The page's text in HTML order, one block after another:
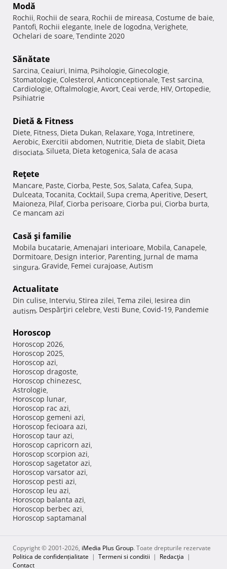
Modă
Rochii, Rochii de seara, Rochii de mireasa, Costume de baie,
Pantofi, Rochii elegante, Inele de logodna, Verighete,
Ochelari de soare, Tendinte 2020
Sănătate
Sarcina, Ceaiuri, Inima, Psihologie, Ginecologie,
Stomatologie, Colesterol, Anticonceptionale, Test sarcina,
Cardiologie, Oftalmologie, Avort, Ceai verde, HIV, Ortopedie,
Psihiatrie
Dietă & Fitness
Diete, Fitness, Dieta Dukan, Relaxare, Yoga, Intretinere,
Aerobic, Exercitii abdomen, Nutritie, Dieta de slabit, Dieta
disociata, Silueta, Dieta ketogenica, Sala de acasa
Reţete
Mancare, Paste, Ciorba, Peste, Sos, Salata, Cafea, Supa,
Dulceata, Tocanita, Cocktail, Supa crema, Aperitive, Desert,
Maioneza, Pilaf, Ciorba perisoare, Ciorba pui, Ciorba burta,
Ce mancam azi
Casă şi familie
Mobila bucatarie, Amenajari interioare, Mobila, Canapele,
Dormitoare, Design interior, Parenting, Jurnal de mama
singura, Gravide, Femei curajoase, Autism
Actualitate
Din culise, Interviu, Stirea zilei, Tema zilei, Iesirea din
autism, Despărţiri celebre, Vesti Bune, Covid-19, Pandemie
Horoscop
Horoscop 2026,
Horoscop 2025,
Horoscop azi,
Horoscop dragoste,
Horoscop chinezesc,
Astrologie,
Horoscop lunar,
Horoscop rac azi,
Horoscop gemeni azi,
Horoscop fecioara azi,
Horoscop taur azi,
Horoscop capricorn azi,
Horoscop scorpion azi,
Horoscop sagetator azi,
Horoscop varsator azi,
Horoscop pesti azi,
Horoscop leu azi,
Horoscop balanta azi,
Horoscop berbec azi,
Horoscop saptamanal
Copyright © 2001-2026, iMedia Plus Group. Toate drepturile rezervate
Politica de confidențialitate | Termeni si conditii | Redacţia |
Contact